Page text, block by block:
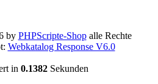
by PHPScripte-Shopalle Rechte
Webkatalog Response V6.0
in 0.1382 Sekunden